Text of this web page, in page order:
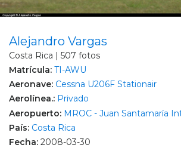
Alejandro Vargas
Costa Rica | 507 fotos
Matrícula: TI-AWU
Aeronave: Cessna U206F Stationair
Aerolínea.: Privado
Aeropuerto: MROC - Juan Santamaría
País: Costa Rica
Fecha: 2008-03-30